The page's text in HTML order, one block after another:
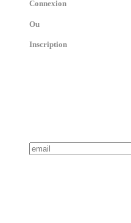
Connexion
Ou
Inscription